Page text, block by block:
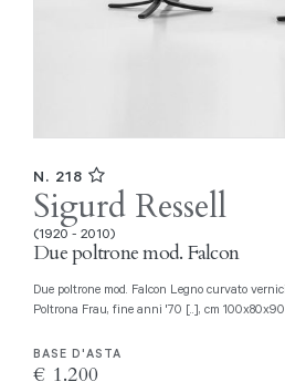
N. 218
Sigurd Ressell
(1920 - 2010)
Due poltrone mod. Falcon
Due poltrone mod. Falcon Legno curvato verniciato, tessuto, pelle. Prod. Vatne /
Poltrona Frau, fine anni '70 [..], cm 100x80x90
BASE D'ASTA
€ 1.200